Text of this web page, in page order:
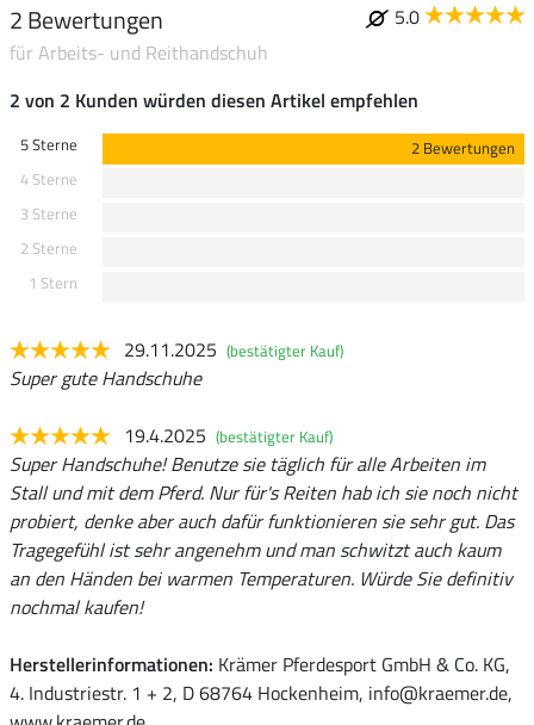
2 Bewertungen
5.0
für Arbeits- und Reithandschuh
2 von 2 Kunden würden diesen Artikel empfehlen
5 Sterne
2 Bewertungen
4 Sterne
3 Sterne
2 Sterne
1 Stern
29.11.2025 (bestätigter Kauf)
Super gute Handschuhe
19.4.2025 (bestätigter Kauf)
Super Handschuhe! Benutze sie täglich für alle Arbeiten im
Stall und mit dem Pferd. Nur für's Reiten hab ich sie noch nicht
probiert, denke aber auch dafür funktionieren sie sehr gut. Das
Tragegefühl ist sehr angenehm und man schwitzt auch kaum
an den Händen bei warmen Temperaturen. Würde Sie definitiv
nochmal kaufen!
Herstellerinformationen: Krämer Pferdesport GmbH & Co. KG,
4. Industriestr. 1 + 2, D 68764 Hockenheim, info@kraemer.de,